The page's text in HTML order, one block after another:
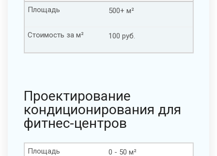
500+ м²
Площадь
100 руб.
Стоимость за м²
Проектирование
кондиционирования для
фитнес-центров
0 - 50 м²
Площадь